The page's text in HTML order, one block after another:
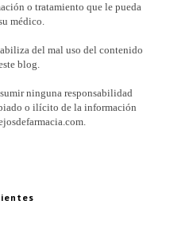
o tratamiento que le pueda
médico.
del mal uso del contenido
blog.
ninguna responsabilidad
o ilícito de la información